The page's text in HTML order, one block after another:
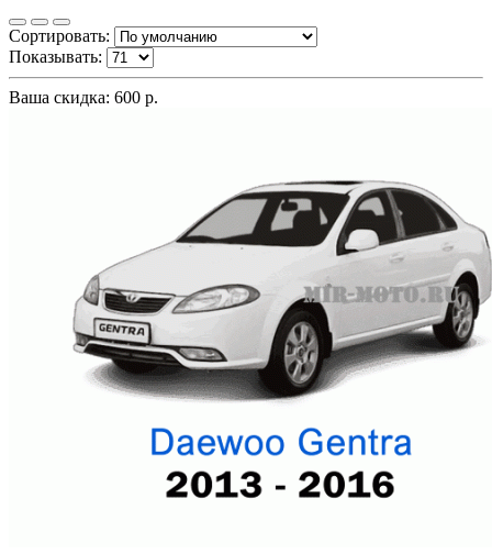
Сортировать:
Показывать:
Ваша скидка: 600 р.